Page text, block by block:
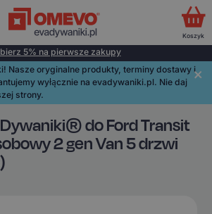
5% na pierwsze zakupy
Nasze oryginalne produkty, terminy dostawy i
wyłącznie na evadywaniki.pl. Nie daj
strony.
Dywaniki® do Ford Transit
2 gen Van 5 drzwi
Koszyk